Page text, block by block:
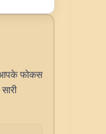
आपके फोकस